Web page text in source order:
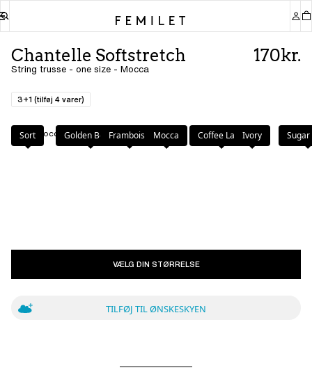
Chantelle Softstretch
String trusse - one size - Mocca
170kr.
3+1 (tilføj 4 varer)
Farve: Mocca
Sort Golden BeigeFramboise Mocca Coffee LatteIvory Sugar
VÆLG DIN STØRRELSE
TILFØJ TIL ØNSKESKYEN